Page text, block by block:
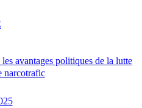
les avantages politiques de la lutte
narcotrafic